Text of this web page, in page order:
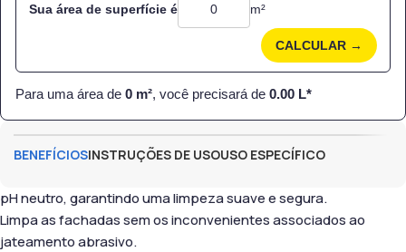
Sua área de superfície é m²
CALCULAR →
Para uma área de 0 m², você precisará de 0.00 L*
BENEFÍCIOSINSTRUÇÕES DE USOUSO ESPECÍFICO
pH neutro, garantindo uma limpeza suave e segura.
Limpa as fachadas sem os inconvenientes associados ao
jateamento abrasivo.